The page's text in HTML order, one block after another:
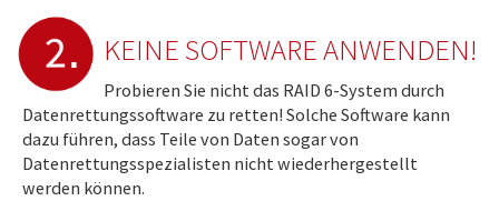
KEINE SOFTWARE ANWENDEN!
Probieren Sie nicht das RAID 6-System durch
Datenrettungssoftware zu retten! Solche Software kann
dazu führen, dass Teile von Daten sogar von
Datenrettungsspezialisten nicht wiederhergestellt
werden können.